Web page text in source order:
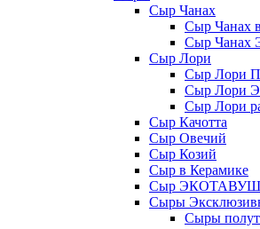
Сыр Чанах
Сыр Чанах
Сыр Чанах
Сыр Лори
Сыр Лори
Сыр Лори
Сыр Лори
Сыр Качотта
Сыр Овечий
Сыр Козий
Сыр в Керамике
Сыр ЭКОТАВУШ
Сыры
Сыры